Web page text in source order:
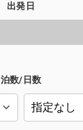
出発日
泊数/日数